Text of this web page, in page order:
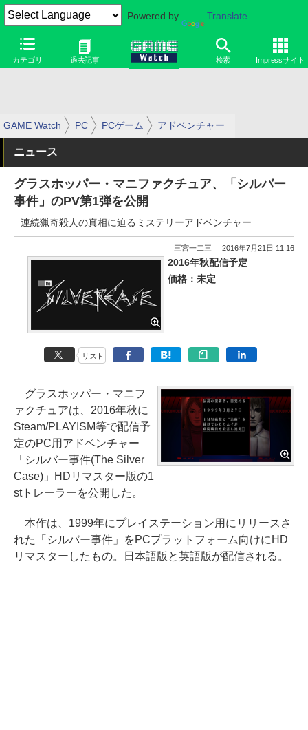
Powered by Translate
カテゴリ 過去記事 検索 Impressサイト
GAME Watch PC PCゲーム アドベンチャー
ニュース
グラスホッパー・マニファクチュア、「シルバー
事件」のPV第1弾を公開
連続猟奇殺人の真相に迫るミステリーアドベンチャー
三宮一二三 2016年7月21日 11:16
2016年秋配信予定
価格：未定
リスト
グラスホッパー・マニフ
ァクチュアは、2016年秋に
Steam/PLAYISM等で配信予
定のPC用アドベンチャー
「シルバー事件(The Silver
Case)」HDリマスター版の1
stトレーラーを公開した。
本作は、1999年にプレイステーション用にリリースさ
れた「シルバー事件」をPCプラットフォーム向けにHD
リマスターしたもの。日本語版と英語版が配信される。